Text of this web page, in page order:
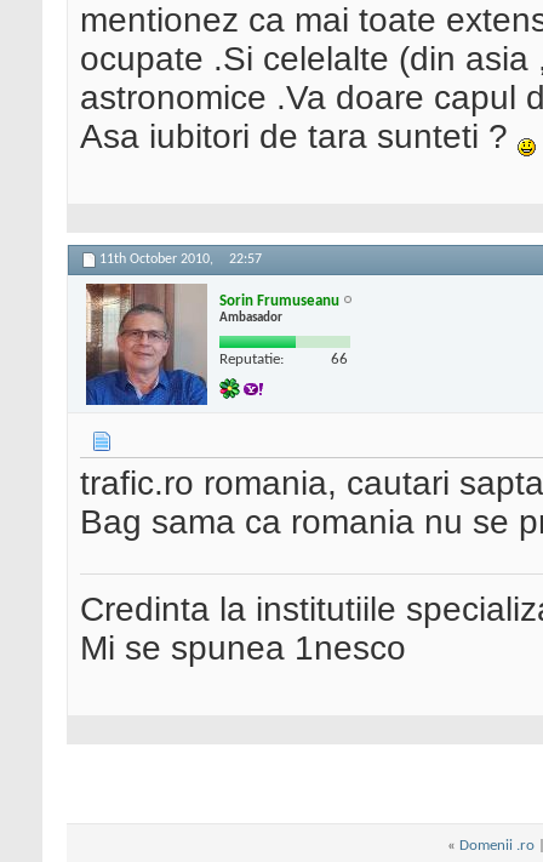
mentionez ca mai toate
ocupate .Si celelalte (din
astronomice .Va doare capul
Asa iubitori de tara sunteti ?
11th October 2010, 22:57
Sorin Frumuseanu
Ambasador
Reputatie: 66
trafic.ro romania, cautari
Bag sama ca romania nu se
Credinta la institutiile
Mi se spunea 1nesco
« Domenii .ro